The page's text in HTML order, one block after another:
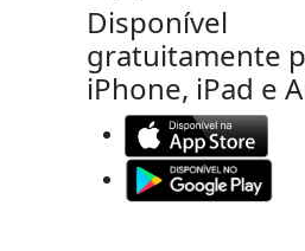
Disponível
gratuitamente
iPhone, iPad e